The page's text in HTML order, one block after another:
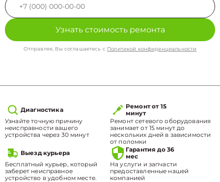
Узнать стоимость ремонта
Отправляя, Вы соглашаетесь с Политикой конфиденциальности
Диагностика
Узнайте точную причину
неисправности вашего
устройства через 30 минут
Ремонт от 15
минут
Ремонт сетевого оборудования
занимает от 15 минут до
нескольких дней в зависимости
от поломки
Выезд курьера
Бесплатный курьер, который
заберет неисправное
устройство в удобном месте.
Гарантия до 36
мес
На услуги и запчасти
предоставленные нашей
компанией